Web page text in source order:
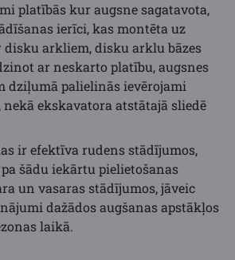
platībās kur augsne sagatavota,
ierīci, kas montēta uz
arkliem, disku arklu bāzes
ar neskarto platību, augsnes
dziļumā palielinās ievērojami
nekā ekskavatora atstātajā sliedē
ir efektīva rudens stādījumos,
šādu iekārtu pielietošanas
un vasaras stādījumos, jāveic
dažādos augšanas apstākļos
laikā.